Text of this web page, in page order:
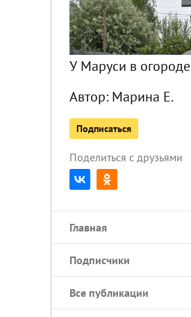
У Маруси в огороде
Автор: Марина Е.
Подписаться
Поделиться с друзьями
Главная
Подписчики
Все публикации